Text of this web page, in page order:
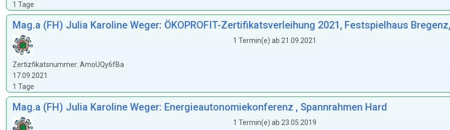
1 Tage
Mag.a (FH) Julia Karoline Weger: ÖKOPROFIT-Zertifikatsverleihung 2021, Festspielhaus
Zertizfikatsnummer: AmoUQy6fBa
17.09.2021
1 Tage
1 Termin(e) ab 21.09.2021
Mag.a (FH) Julia Karoline Weger: Energieautonomiekonferenz , Spannrahmen Hard
1 Termin(e) ab 23.05.2019